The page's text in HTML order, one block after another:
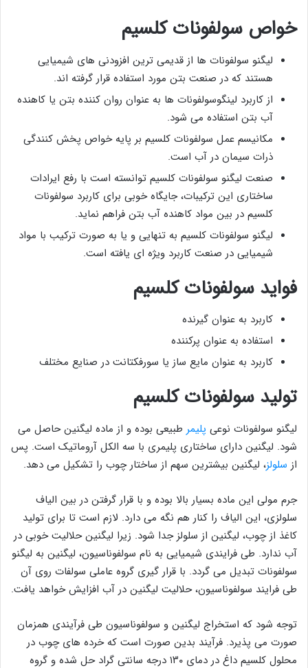
خواص سولفونات کلسیم
لیگنو سولفونات ها از قدیمی ترین افزودنی های شیمیایی
هستند که در صنعت بتن مورد استفاده قرار گرفته اند.
از کاربرد لینگوسولفونات ها به عنوان روان کننده بتن یا کاهنده
آب بتن استفاده می شود.
مکانیسم عمل سولفونات کلسیم بر پایه خواص پخش کنندگی
ذرات سیمان در آب است.
صنعت لیگنو سولفونات کلسیم توانسته است با رفع ایرادات
ساختاری این ترکیبات، جایگاه خوبی برای کاربرد سولفونات
کلسیم در بین مواد کاهنده آب بتن فراهم نماید.
لیگنو سولفونات کلسیم به تنهایی و یا به صورت ترکیب با مواد
شیمیایی در صنعت کاربرد ویژه ای یافته است.
فواید سولفونات کلسیم
کاربرد به عنوان گیرنده
استفاده به عنوان پرکننده
کاربرد به عنوان مایع ‌ساز یا سورفکتانت در صنایع مختلف
تولید سولفونات کلسیم
لیگنو سولفونات نوعی پلیمر طبیعی بوده و از ماده لیگنین حاصل می
شود. لیگنین دارای ساختاری پلیمری با سه الکل آروماتیک است. پس
از سلولز، لیگنین بیشترین سهم از ساختار چوب را تشکیل می دهد.
جرم مولی این ماده بسیار بالا بوده و با قرار گرفتن در بین الیاف
سلولزی، این الیاف را کنار هم نگه می دارد. لازم است تا برای تولید
کاغذ از چوب، لیگنین از سلولز جدا شود. زیرا لیگنین حلالیت خوبی در
آب ندارد. طی فرایندی شیمیایی به نام سولفوناسیون، لیگنین به لیگنو
سولفونات تبدیل می گردد. با قرار گیری گروه عاملی سولفات روی آن
طی فرایند سولفوناسیون، حلالیت لیگنین در آب افزایش خواهد یافت.
توجه شود که استخراج لیگنین و سولفوناسیون طی فرآیندی همزمان
صورت می پذیرد. فرآیند بدین صورت است که خرده های چوب در
محلول کلسیم داغ در دمای ۱۳۰ درجه سانتی گراد حل شده و گروه